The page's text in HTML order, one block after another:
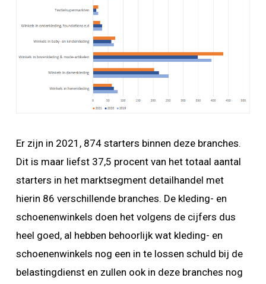
Er zijn in 2021, 874 starters binnen deze branches.
Dit is maar liefst 37,5 procent van het totaal aantal
starters in het marktsegment detailhandel met
hierin 86 verschillende branches. De kleding- en
schoenenwinkels doen het volgens de cijfers dus
heel goed, al hebben behoorlijk wat kleding- en
schoenenwinkels nog een in te lossen schuld bij de
belastingdienst en zullen ook in deze branches nog